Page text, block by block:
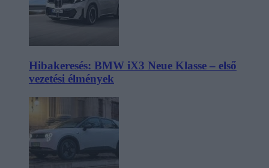
Hibakeresés: BMW iX3 Neue Klasse – első
vezetési élmények